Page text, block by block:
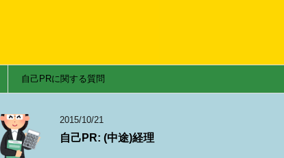
自己PRに関する質問
2015/10/21
自己PR: (中途)経理